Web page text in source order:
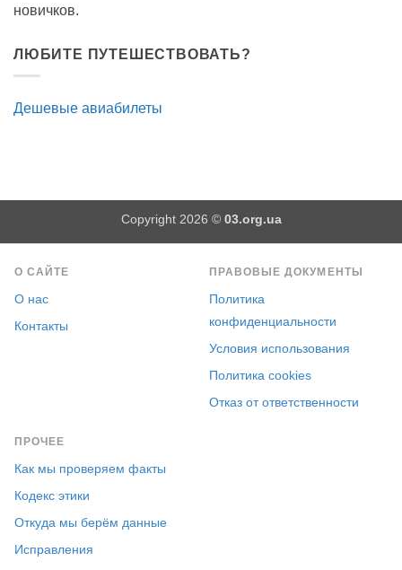
новичков.
ЛЮБИТЕ ПУТЕШЕСТВОВАТЬ?
Дешевые авиабилеты
Copyright 2026 © 03.org.ua
О САЙТЕ
О нас
Контакты
ПРАВОВЫЕ ДОКУМЕНТЫ
Политика
конфиденциальности
Условия использования
Политика cookies
Отказ от ответственности
ПРОЧЕЕ
Как мы проверяем факты
Кодекс этики
Откуда мы берём данные
Исправления